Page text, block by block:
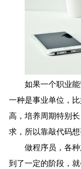
如果一个职业
一种是事业单位，
高，培养周期特别
求，所以靠敲代码想
做程序员，各
到了一定的阶段，